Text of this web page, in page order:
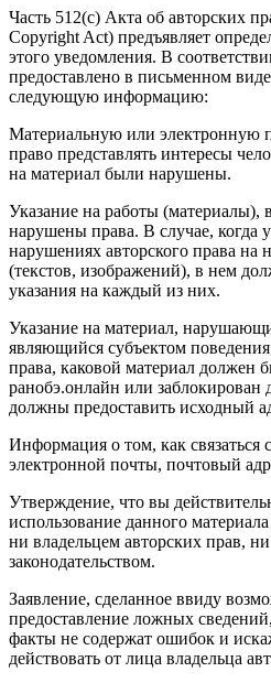
Часть 512(c) Акта об авторских
Copyright Act) предъявляет
этого уведомления. В
предоставлено в письменном
следующую информацию:
Материальную или электронную
право представлять интересы
на материал были нарушены.
Указание на работы (материалы),
нарушены права. В случае, когда
нарушениях авторского права на
(текстов, изображений), в нем
указания на каждый из них.
Указание на материал,
являющийся субъектом
права, каковой материал должен
ранобэ.онлайн или заблокирован
должны предоставить исходный
Информация о том, как связаться
электронной почты, почтовый
Утверждение, что вы
использование данного
ни владельцем авторских прав,
законодательством.
Заявление, сделанное ввиду
предоставление ложных
факты не содержат ошибок и
действовать от лица владельца